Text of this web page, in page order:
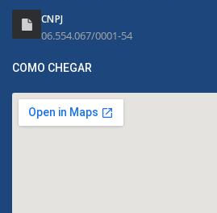
CNPJ
06.554.067/0001-54
COMO CHEGAR